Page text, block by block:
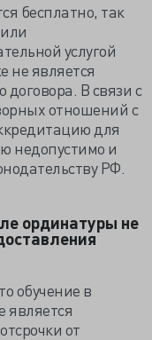
бесплатно, так
услугой
не является
В связи с
отношений с
для
недопустимо и
РФ.
ординатуры не
обучение в
является
от